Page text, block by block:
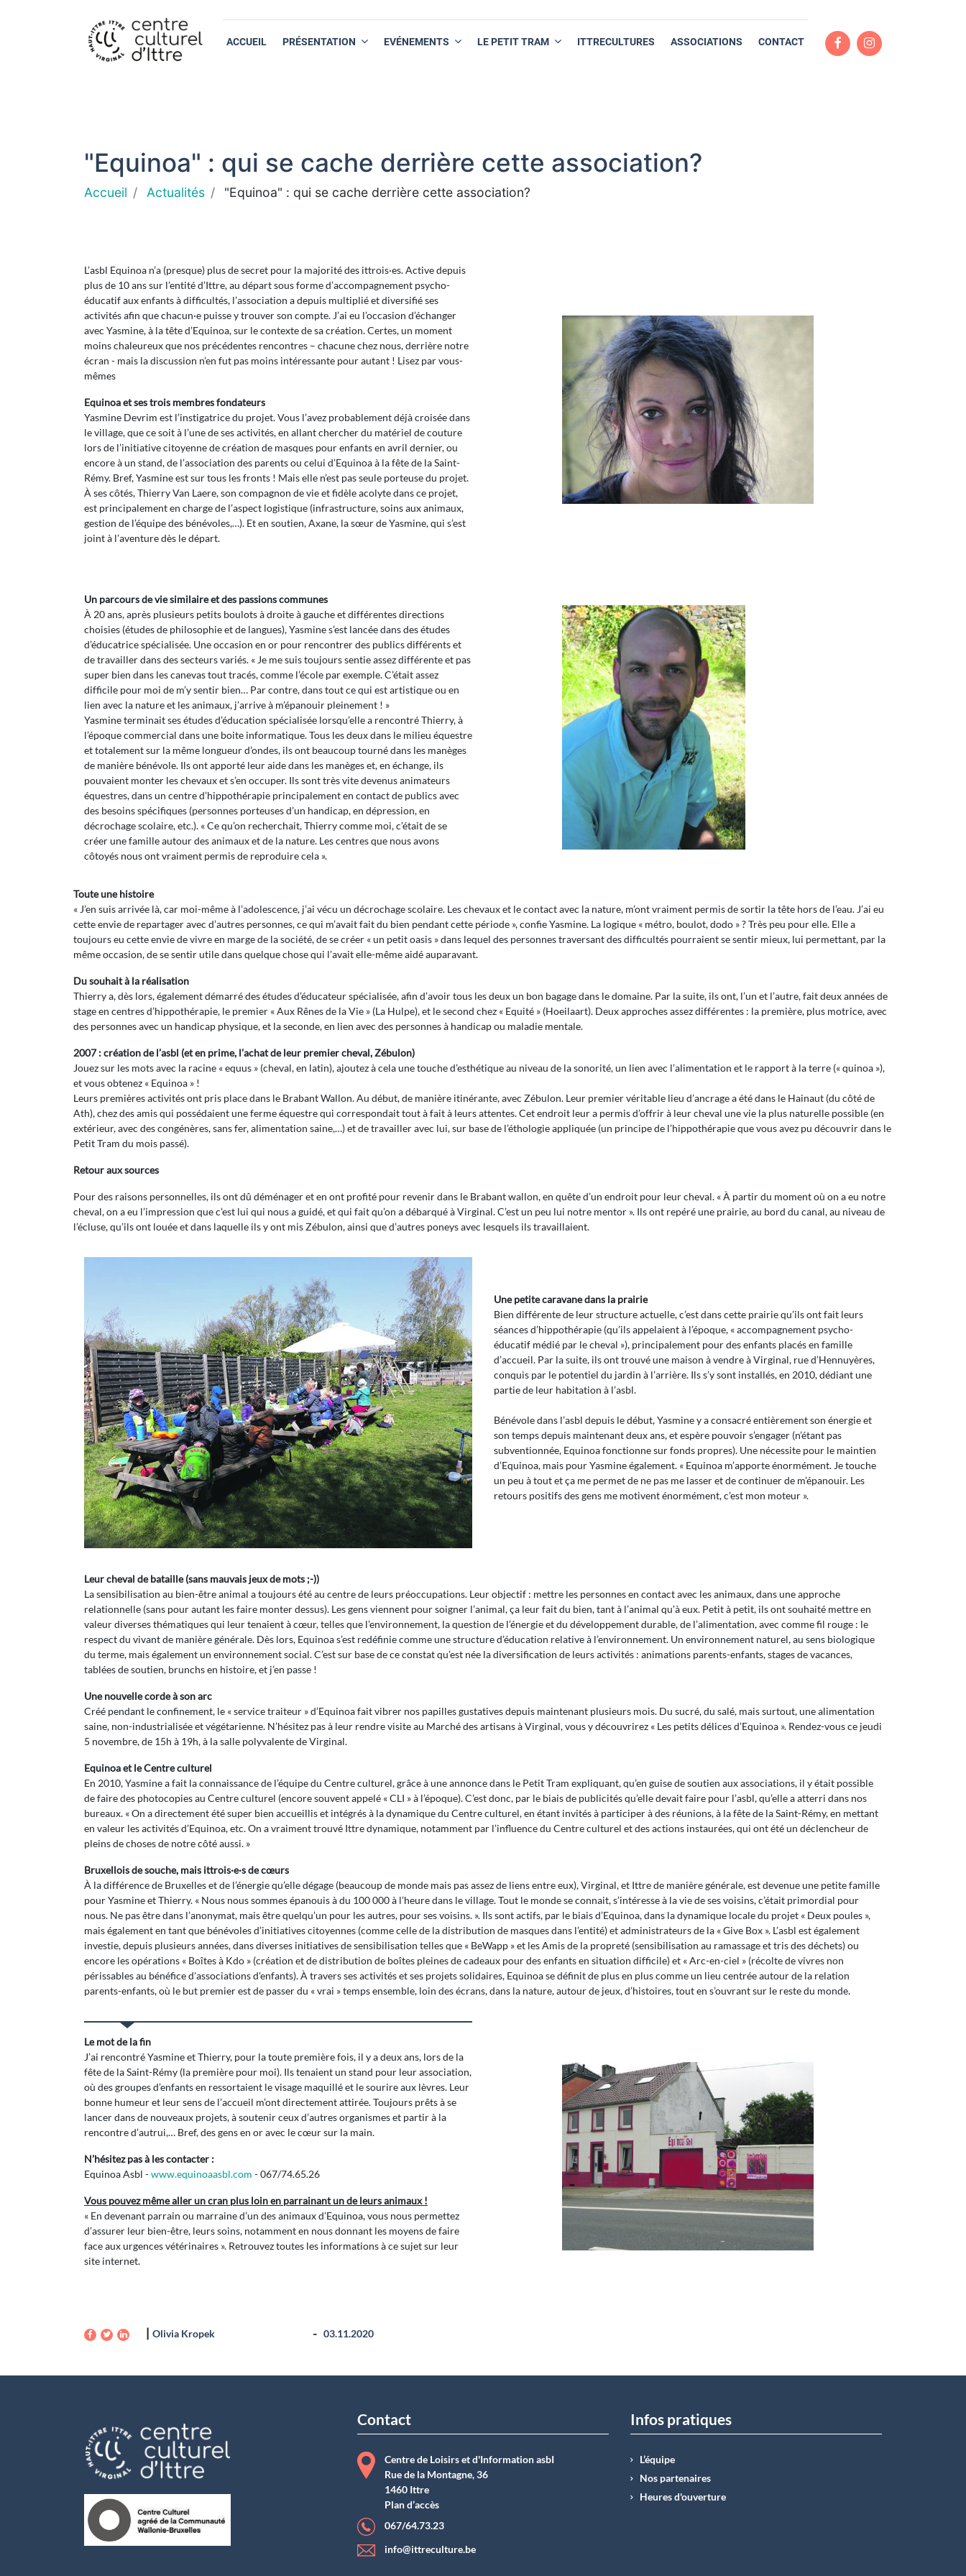
ACCUEIL PRÉSENTATION EVÉNEMENTS LE PETIT TRAM ITTRECULTURES ASSOCIATIONS CONTACT
"Equinoa" : qui se cache derrière cette association?
Accueil Actualités "Equinoa" : qui se cache derrière cette association?
L’asbl Equinoa n’a (presque) plus de secret pour la majorité des ittrois·es. Active depuis
plus de 10 ans sur l’entité d’Ittre, au départ sous forme d’accompagnement psycho-
éducatif aux enfants à difficultés, l’association a depuis multiplié et diversifié ses
activités afin que chacun·e puisse y trouver son compte. J’ai eu l’occasion d’échanger
avec Yasmine, à la tête d’Equinoa, sur le contexte de sa création. Certes, un moment
moins chaleureux que nos précédentes rencontres – chacune chez nous, derrière notre
écran - mais la discussion n’en fut pas moins intéressante pour autant ! Lisez par vous-
mêmes
Equinoa et ses trois membres fondateurs
Yasmine Devrim est l’instigatrice du projet. Vous l’avez probablement déjà croisée dans
le village, que ce soit à l’une de ses activités, en allant chercher du matériel de couture
lors de l’initiative citoyenne de création de masques pour enfants en avril dernier, ou
encore à un stand, de l’association des parents ou celui d’Equinoa à la fête de la Saint-
Rémy. Bref, Yasmine est sur tous les fronts ! Mais elle n’est pas seule porteuse du projet.
À ses côtés, Thierry Van Laere, son compagnon de vie et fidèle acolyte dans ce projet,
est principalement en charge de l’aspect logistique (infrastructure, soins aux animaux,
gestion de l’équipe des bénévoles,…). Et en soutien, Axane, la sœur de Yasmine, qui s’est
joint à l’aventure dès le départ.
Un parcours de vie similaire et des passions communes
À 20 ans, après plusieurs petits boulots à droite à gauche et différentes directions
choisies (études de philosophie et de langues), Yasmine s’est lancée dans des études
d’éducatrice spécialisée. Une occasion en or pour rencontrer des publics différents et
de travailler dans des secteurs variés. « Je me suis toujours sentie assez différente et pas
super bien dans les canevas tout tracés, comme l’école par exemple. C’était assez
difficile pour moi de m’y sentir bien… Par contre, dans tout ce qui est artistique ou en
lien avec la nature et les animaux, j’arrive à m’épanouir pleinement ! »
Yasmine terminait ses études d’éducation spécialisée lorsqu’elle a rencontré Thierry, à
l’époque commercial dans une boite informatique. Tous les deux dans le milieu équestre
et totalement sur la même longueur d’ondes, ils ont beaucoup tourné dans les manèges
de manière bénévole. Ils ont apporté leur aide dans les manèges et, en échange, ils
pouvaient monter les chevaux et s’en occuper. Ils sont très vite devenus animateurs
équestres, dans un centre d’hippothérapie principalement en contact de publics avec
des besoins spécifiques (personnes porteuses d’un handicap, en dépression, en
décrochage scolaire, etc.). « Ce qu’on recherchait, Thierry comme moi, c’était de se
créer une famille autour des animaux et de la nature. Les centres que nous avons
côtoyés nous ont vraiment permis de reproduire cela ».
Toute une histoire
« J’en suis arrivée là, car moi-même à l’adolescence, j’ai vécu un décrochage scolaire. Les chevaux et le contact avec la nature, m’ont vraiment permis de sortir la tête hors de l’eau. J’ai eu
cette envie de repartager avec d’autres personnes, ce qui m’avait fait du bien pendant cette période », confie Yasmine. La logique « métro, boulot, dodo » ? Très peu pour elle. Elle a
toujours eu cette envie de vivre en marge de la société, de se créer « un petit oasis » dans lequel des personnes traversant des difficultés pourraient se sentir mieux, lui permettant, par la
même occasion, de se sentir utile dans quelque chose qui l’avait elle-même aidé auparavant.
Du souhait à la réalisation
Thierry a, dès lors, également démarré des études d’éducateur spécialisée, afin d’avoir tous les deux un bon bagage dans le domaine. Par la suite, ils ont, l’un et l’autre, fait deux années de
stage en centres d’hippothérapie, le premier « Aux Rênes de la Vie » (La Hulpe), et le second chez « Equité » (Hoeilaart). Deux approches assez différentes : la première, plus motrice, avec
des personnes avec un handicap physique, et la seconde, en lien avec des personnes à handicap ou maladie mentale.
2007 : création de l’asbl (et en prime, l’achat de leur premier cheval, Zébulon)
Jouez sur les mots avec la racine « equus » (cheval, en latin), ajoutez à cela une touche d’esthétique au niveau de la sonorité, un lien avec l’alimentation et le rapport à la terre (« quinoa »),
et vous obtenez « Equinoa » !
Leurs premières activités ont pris place dans le Brabant Wallon. Au début, de manière itinérante, avec Zébulon. Leur premier véritable lieu d’ancrage a été dans le Hainaut (du côté de
Ath), chez des amis qui possédaient une ferme équestre qui correspondait tout à fait à leurs attentes. Cet endroit leur a permis d’offrir à leur cheval une vie la plus naturelle possible (en
extérieur, avec des congénères, sans fer, alimentation saine,…) et de travailler avec lui, sur base de l’éthologie appliquée (un principe de l’hippothérapie que vous avez pu découvrir dans le
Petit Tram du mois passé).
Retour aux sources
Pour des raisons personnelles, ils ont dû déménager et en ont profité pour revenir dans le Brabant wallon, en quête d’un endroit pour leur cheval. « À partir du moment où on a eu notre
cheval, on a eu l’impression que c’est lui qui nous a guidé, et qui fait qu’on a débarqué à Virginal. C’est un peu lui notre mentor ». Ils ont repéré une prairie, au bord du canal, au niveau de
l’écluse, qu’ils ont louée et dans laquelle ils y ont mis Zébulon, ainsi que d’autres poneys avec lesquels ils travaillaient.
Une petite caravane dans la prairie
Bien différente de leur structure actuelle, c’est dans cette prairie qu’ils ont fait leurs
séances d’hippothérapie (qu’ils appelaient à l’époque, « accompagnement psycho-
éducatif médié par le cheval »), principalement pour des enfants placés en famille
d’accueil. Par la suite, ils ont trouvé une maison à vendre à Virginal, rue d’Hennuyères,
conquis par le potentiel du jardin à l’arrière. Ils s’y sont installés, en 2010, dédiant une
partie de leur habitation à l’asbl.
Bénévole dans l’asbl depuis le début, Yasmine y a consacré entièrement son énergie et
son temps depuis maintenant deux ans, et espère pouvoir s’engager (n’étant pas
subventionnée, Equinoa fonctionne sur fonds propres). Une nécessite pour le maintien
d’Equinoa, mais pour Yasmine également. « Equinoa m’apporte énormément. Je touche
un peu à tout et ça me permet de ne pas me lasser et de continuer de m’épanouir. Les
retours positifs des gens me motivent énormément, c’est mon moteur ».
Leur cheval de bataille (sans mauvais jeux de mots ;-))
La sensibilisation au bien-être animal a toujours été au centre de leurs préoccupations. Leur objectif : mettre les personnes en contact avec les animaux, dans une approche
relationnelle (sans pour autant les faire monter dessus). Les gens viennent pour soigner l’animal, ça leur fait du bien, tant à l’animal qu’à eux. Petit à petit, ils ont souhaité mettre en
valeur diverses thématiques qui leur tenaient à cœur, telles que l’environnement, la question de l’énergie et du développement durable, de l’alimentation, avec comme fil rouge : le
respect du vivant de manière générale. Dès lors, Equinoa s’est redéfinie comme une structure d’éducation relative à l’environnement. Un environnement naturel, au sens biologique
du terme, mais également un environnement social. C’est sur base de ce constat qu’est née la diversification de leurs activités : animations parents-enfants, stages de vacances,
tablées de soutien, brunchs en histoire, et j’en passe !
Une nouvelle corde à son arc
Créé pendant le confinement, le « service traiteur » d’Equinoa fait vibrer nos papilles gustatives depuis maintenant plusieurs mois. Du sucré, du salé, mais surtout, une alimentation
saine, non-industrialisée et végétarienne. N’hésitez pas à leur rendre visite au Marché des artisans à Virginal, vous y découvrirez « Les petits délices d’Equinoa ». Rendez-vous ce jeudi
5 novembre, de 15h à 19h, à la salle polyvalente de Virginal.
Equinoa et le Centre culturel
En 2010, Yasmine a fait la connaissance de l’équipe du Centre culturel, grâce à une annonce dans le Petit Tram expliquant, qu’en guise de soutien aux associations, il y était possible
de faire des photocopies au Centre culturel (encore souvent appelé « CLI » à l’époque). C’est donc, par le biais de publicités qu’elle devait faire pour l’asbl, qu’elle a atterri dans nos
bureaux. « On a directement été super bien accueillis et intégrés à la dynamique du Centre culturel, en étant invités à participer à des réunions, à la fête de la Saint-Rémy, en mettant
en valeur les activités d’Equinoa, etc. On a vraiment trouvé Ittre dynamique, notamment par l’influence du Centre culturel et des actions instaurées, qui ont été un déclencheur de
pleins de choses de notre côté aussi. »
Bruxellois de souche, mais ittrois·e·s de cœurs
À la différence de Bruxelles et de l’énergie qu’elle dégage (beaucoup de monde mais pas assez de liens entre eux), Virginal, et Ittre de manière générale, est devenue une petite famille
pour Yasmine et Thierry. « Nous nous sommes épanouis à du 100 000 à l’heure dans le village. Tout le monde se connait, s’intéresse à la vie de ses voisins, c’était primordial pour
nous. Ne pas être dans l’anonymat, mais être quelqu’un pour les autres, pour ses voisins. ». Ils sont actifs, par le biais d’Equinoa, dans la dynamique locale du projet « Deux poules »,
mais également en tant que bénévoles d’initiatives citoyennes (comme celle de la distribution de masques dans l’entité) et administrateurs de la « Give Box ». L’asbl est également
investie, depuis plusieurs années, dans diverses initiatives de sensibilisation telles que « BeWapp » et les Amis de la propreté (sensibilisation au ramassage et tris des déchets) ou
encore les opérations « Boîtes à Kdo » (création et de distribution de boîtes pleines de cadeaux pour des enfants en situation difficile) et « Arc-en-ciel » (récolte de vivres non
périssables au bénéfice d'associations d'enfants). À travers ses activités et ses projets solidaires, Equinoa se définit de plus en plus comme un lieu centrée autour de la relation
parents-enfants, où le but premier est de passer du « vrai » temps ensemble, loin des écrans, dans la nature, autour de jeux, d’histoires, tout en s’ouvrant sur le reste du monde.
Le mot de la fin
J’ai rencontré Yasmine et Thierry, pour la toute première fois, il y a deux ans, lors de la
fête de la Saint-Rémy (la première pour moi). Ils tenaient un stand pour leur association,
où des groupes d’enfants en ressortaient le visage maquillé et le sourire aux lèvres. Leur
bonne humeur et leur sens de l’accueil m’ont directement attirée. Toujours prêts à se
lancer dans de nouveaux projets, à soutenir ceux d’autres organismes et partir à la
rencontre d’autrui,… Bref, des gens en or avec le cœur sur la main.
N’hésitez pas à les contacter :
Equinoa Asbl -www.equinoaasbl.com - 067/74.65.26
Vous pouvez même aller un cran plus loin en parrainant un de leurs animaux !
« En devenant parrain ou marraine d’un des animaux d’Equinoa, vous nous permettez
d’assurer leur bien-être, leurs soins, notamment en nous donnant les moyens de faire
face aux urgences vétérinaires ». Retrouvez toutes les informations à ce sujet sur leur
site internet.
Olivia Kropek 03.11.2020
Contact
Centre de Loisirs et d'Information asbI
Rue de la Montagne, 36
1460 Ittre
Plan d’accès
067/64.73.23
info@ittreculture.be
Infos pratiques
L’équipe
Nos partenaires
Heures d'ouverture